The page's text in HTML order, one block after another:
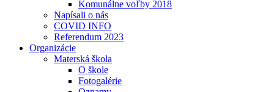
Komunálne voľby 2018
Napísali o nás
COVID INFO
Referendum 2023
Organizácie
Materská škola
O škole
Fotogalérie